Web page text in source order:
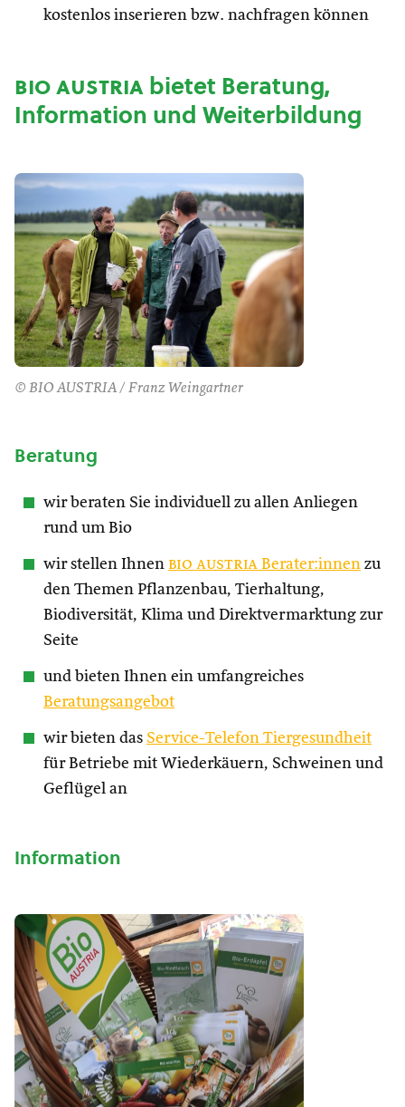
kostenlos inserieren bzw. nachfragen können
bio austriabietet Beratung,
Information und Weiterbildung
© BIO AUSTRIA / Franz Weingartner
Beratung
wir beraten Sie individuell zu allen Anliegen
rund um Bio
wir stellen Ihnen bio austria Berater:innen zu
den Themen Pflanzenbau, Tierhaltung,
Biodiversität, Klima und Direktvermarktung zur
Seite
und bieten Ihnen ein umfangreiches
Beratungsangebot
wir bieten das Service-Telefon Tiergesundheit
für Betriebe mit Wiederkäuern, Schweinen und
Geflügel an
Information